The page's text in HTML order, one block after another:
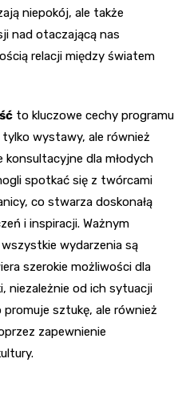
niepokój, ale także
nad otaczającą nas
relacji między światem
to kluczowe cechy programu
wystawy, ale również
dla młodych
spotkać się z twórcami
co stwarza doskonałą
i inspiracji. Ważnym
wydarzenia są
szerokie możliwości dla
niezależnie od ich sytuacji
sztukę, ale również
zapewnienie